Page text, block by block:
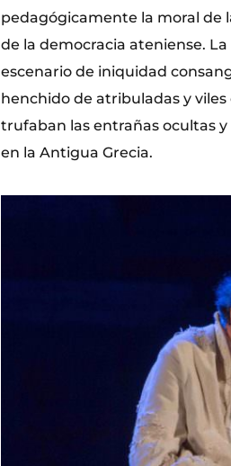
pedagógicamente la moral de
de la democracia ateniense.
escenario de iniquidad
henchido de atribuladas y
trufaban las entrañas ocultas y
en la Antigua Grecia.